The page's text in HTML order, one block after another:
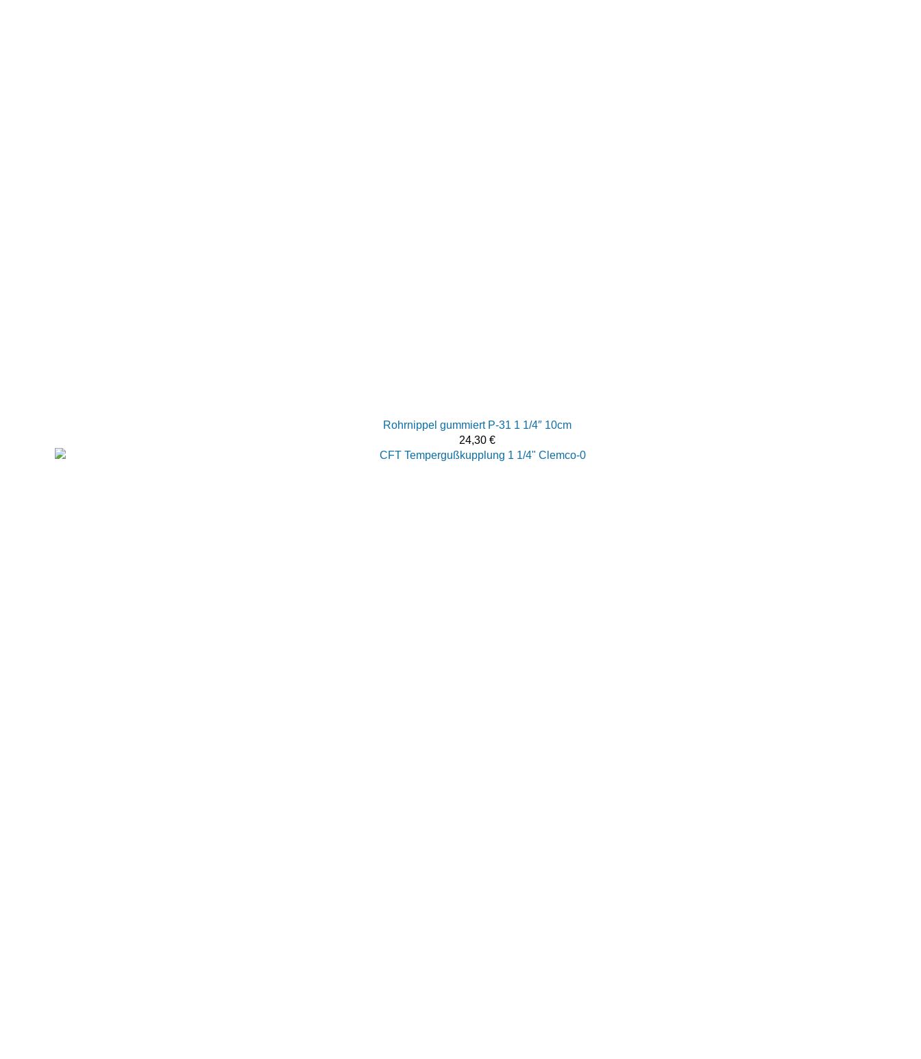
Rohrnippel gummiert P-31 1 1/4″ 10cm
24,30 €